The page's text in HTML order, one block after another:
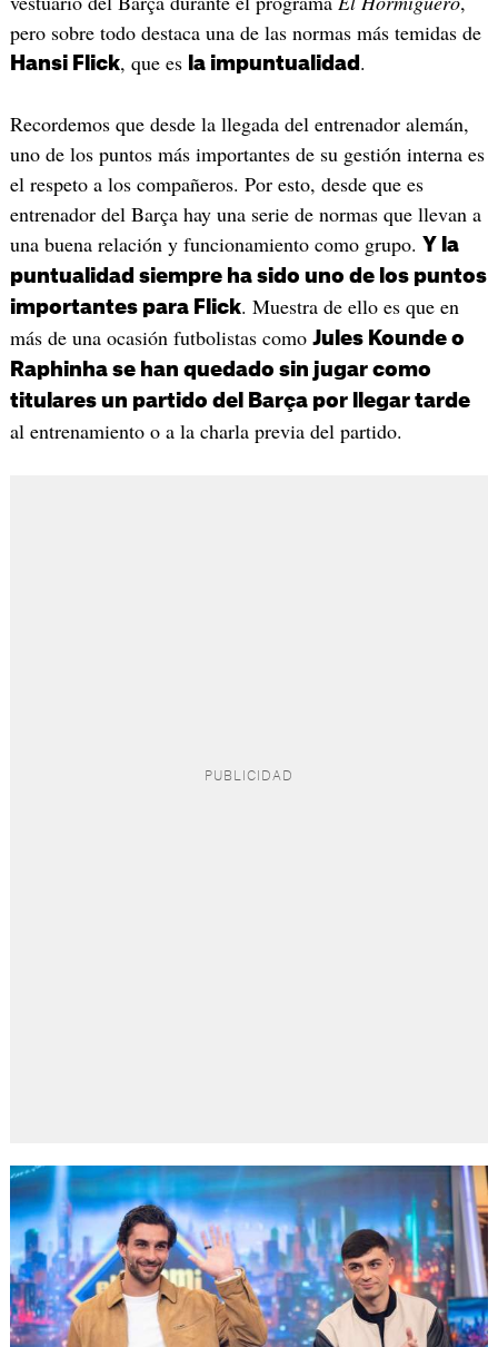
pero sobre todo destaca una de las normas más temidas de
Hansi Flick, que es la impuntualidad .
Recordemos que desde la llegada del entrenador alemán,
uno de los puntos más importantes de su gestión interna es
el respeto a los compañeros. Por esto, desde que es
entrenador del Barça hay una serie de normas que llevan a
una buena relación y funcionamiento como grupo. Y la
puntualidad siempre ha sido uno de los puntos
importantes para Flick. Muestra de ello es que en
más de una ocasión futbolistas como Jules Kounde o
Raphinha se han quedado sin jugar como
titulares un partido del Barça por llegar tarde
al entrenamiento o a la charla previa del partido.